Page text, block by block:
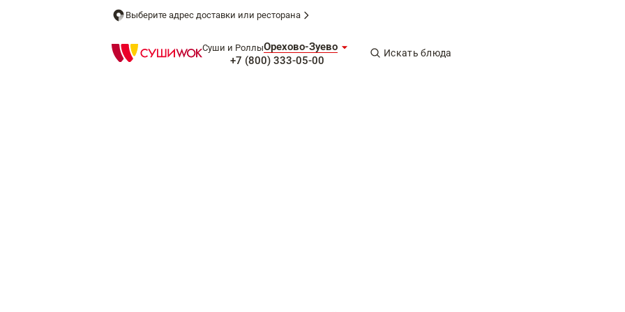
Выберите адрес доставки или ресторана
Суши и РоллыОрехово-Зуево
+7 (800) 333-05-00
Искать блюда